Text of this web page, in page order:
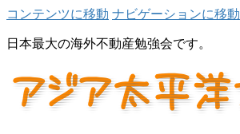
コンテンツに移動 ナビゲーションに移動
日本最大の海外不動産勉強会です。